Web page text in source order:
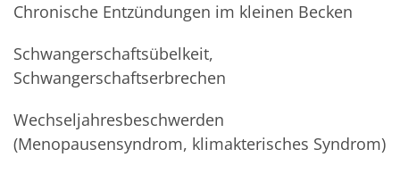
Chronische Entzündungen im kleinen Becken
Schwangerschaftsübelkeit,
Schwangerschaftserbrechen
Wechseljahresbeschwerden
(Menopausensyndrom, klimakterisches Syndrom)